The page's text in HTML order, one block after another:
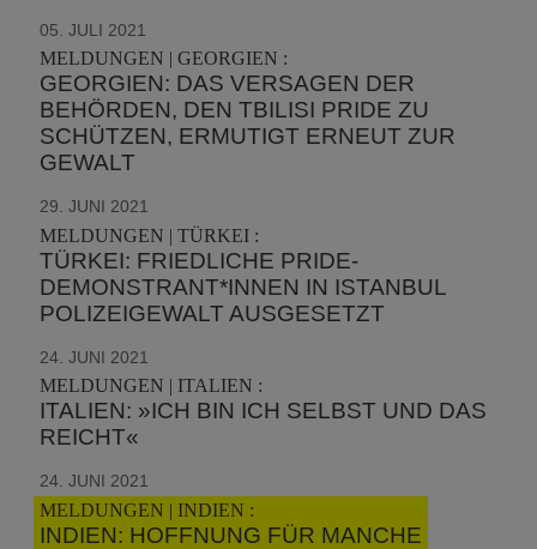
05. JULI 2021
MELDUNGEN | GEORGIEN :
GEORGIEN: DAS VERSAGEN DER
BEHÖRDEN, DEN TBILISI PRIDE ZU
SCHÜTZEN, ERMUTIGT ERNEUT ZUR
GEWALT
29. JUNI 2021
MELDUNGEN | TÜRKEI :
TÜRKEI: FRIEDLICHE PRIDE-
DEMONSTRANT*INNEN IN ISTANBUL
POLIZEIGEWALT AUSGESETZT
24. JUNI 2021
MELDUNGEN | ITALIEN :
ITALIEN: »ICH BIN ICH SELBST UND DAS
REICHT«
24. JUNI 2021
MELDUNGEN | INDIEN :
INDIEN: HOFFNUNG FÜR MANCHE